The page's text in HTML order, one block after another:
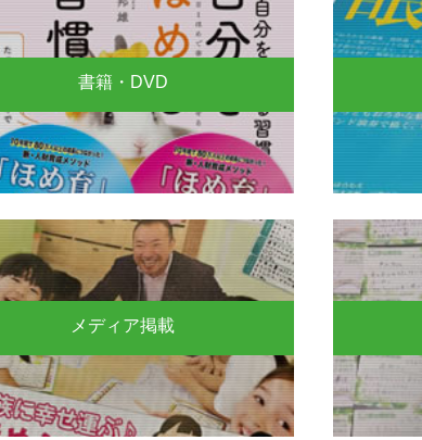
書籍・DVD
メディア掲載